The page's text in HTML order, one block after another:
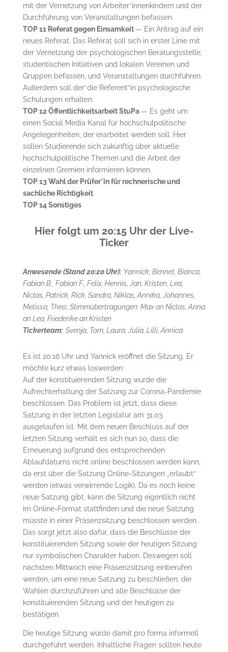
mit der Vernetzung von Arbeiter*innenkindern und der
Durchführung von Veranstaltungen befassen.
TOP 11 Referat gegen Einsamkeit — Ein Antrag auf ein
neues Referat. Das Referat soll sich in erster Linie mit
der Vernetzung der psychologischen Beratungsstelle,
studentischen Initiativen und lokalen Vereinen und
Gruppen befassen, und Veranstaltungen durchführen.
Außerdem soll der*die Referent*in psychologische
Schulungen erhalten.
TOP 12 Öffentlichkeitsarbeit StuPa — Es geht um
einen Social Media Kanal für hochschulpolitische
Angelegenheiten, der erarbeitet werden soll. Hier
sollen Studierende sich zukünftig über aktuelle
hochschulpolitische Themen und die Arbeit der
einzelnen Gremien informieren können.
TOP 13 Wahl der Prüfer*in für rechnerische und
sachliche Richtigkeit
TOP 14 Sonstiges
Hier folgt um 20:15 Uhr der Live-
Ticker
Anwesende (Stand 20:20 Uhr):Yannick, Bennet, Bianca,
Fabian B., Fabian F., Felix, Hennis, Jan, Kristen, Lea,
Niclas, Patrick, Rick, Sandra, Niklas, Annika, Johannes,
Melissa, Theo; Stimmübertragungen: Max an Niclas, Anna
an Lea, Friederike an Kristen
Tickerteam:Svenja, Tom, Laura, Julia, Lilli, Annica
Es ist 20:16 Uhr und Yannick eröffnet die Sitzung. Er
möchte kurz etwas loswerden:
Auf der konstituierenden Sitzung wurde die
Aufrechterhaltung der Satzung zur Corona-Pandemie
beschlossen. Das Problem ist jetzt, dass diese
Satzung in der letzten Legislatur am 31.03.
ausgelaufen ist. Mit dem neuen Beschluss auf der
letzten Sitzung verhält es sich nun so, dass die
Erneuerung aufgrund des entsprechenden
Ablaufdatums nicht online beschlossen werden kann,
da erst über die Satzung Online-Sitzungen „erlaubt“
werden (etwas verwirrende Logik). Da es noch keine
neue Satzung gibt, kann die Sitzung eigentlich nicht
im Online-Format stattfinden und die neue Satzung
müsste in einer Präsenzsitzung beschlossen werden.
Das sorgt jetzt also dafür, dass die Beschlüsse der
konstituierenden Sitzung sowie der heutigen Sitzung
nur symbolischen Charakter haben. Deswegen soll
nächsten Mittwoch eine Präsenzsitzung einberufen
werden, um eine neue Satzung zu beschließen, die
Wahlen durchzuführen und alle Beschlüsse der
konstituierenden Sitzung und der heutigen zu
bestätigen.
Die heutige Sitzung würde damit pro forma informell
durchgeführt werden. Inhaltliche Fragen sollten heute